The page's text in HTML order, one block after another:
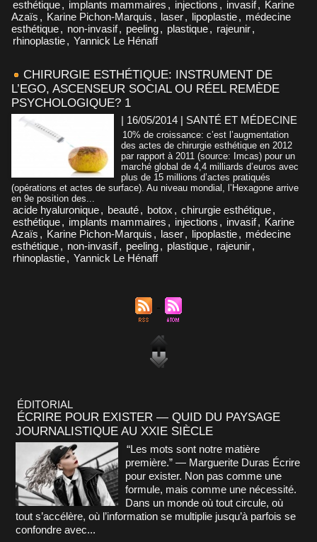
esthétique, implants mammaires , injections , invasif, Karine
Azaïs , Karine Pichon-Marquis , laser, lipoplastie, médecine
esthétique, non-invasif, peeling, plastique, rajeunir,
rhinoplastie, Yannick Le Hénaff
CHIRURGIE ESTHÉTIQUE: INSTRUMENT DE
L’EGO, ASCENSEUR SOCIAL OU RÉEL REMÈDE
PSYCHOLOGIQUE? 1
| 16/05/2014 | SANTÉ ET MÉDECINE
10% de croissance: c’est l’augmentation
des actes de chirurgie esthétique en 2012
par rapport à 2011 (source: Imcas) pour un
marché global de 4,4 milliards d’euros avec
plus de 15 millions d’actes pratiqués
(opérations et actes de surface). Au niveau mondial, l’Hexagone arrive
en 9e position des...
acide hyaluronique, beauté, botox , chirurgie esthétique,
esthétique, implants mammaires , injections , invasif, Karine
Azaïs , Karine Pichon-Marquis , laser, lipoplastie, médecine
esthétique, non-invasif, peeling, plastique, rajeunir,
rhinoplastie, Yannick Le Hénaff
ÉDITORIAL
ÉCRIRE POUR EXISTER — QUID DU PAYSAGE
JOURNALISTIQUE AU XXIE SIÈCLE
“Les mots sont notre matière
première.” — Marguerite Duras Écrire
pour exister. Non pas comme une
formule, mais comme une nécessité.
Dans un monde où tout circule, où
tout s’accélère, où l’information se multiplie jusqu’à parfois se
confondre avec...